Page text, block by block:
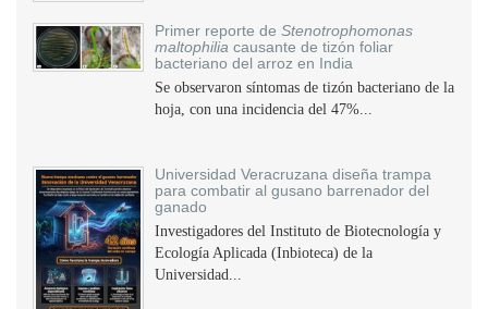
Primer reporte de Stenotrophomonas
maltophilia causante de tizón foliar
bacteriano del arroz en India
Se observaron síntomas de tizón bacteriano de la
hoja, con una incidencia del 47%...
Universidad Veracruzana diseña trampa
para combatir al gusano barrenador del
ganado
Investigadores del Instituto de Biotecnología y
Ecología Aplicada (Inbioteca) de la
Universidad...